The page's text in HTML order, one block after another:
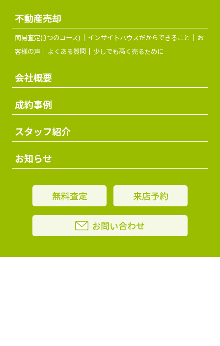
不動産売却
簡易査定(3つのコース) インサイトハウスだからできること
お
客様の声
よくある質問 少しでも高く売るために
会社概要
成約事例
スタッフ紹介
お知らせ
無料査定 来店予約
お問い合わせ